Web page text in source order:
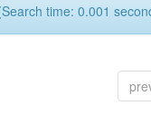
time: 0.001